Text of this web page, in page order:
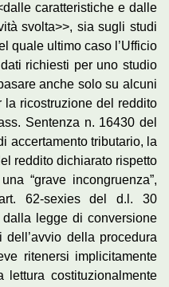
caratteristiche e dalle
svolta>>, sia sugli studi
quale ultimo caso l’Ufficio
richiesti per uno studio
anche solo su alcuni
la ricostruzione del reddito
Sentenza n. 16430 del
accertamento tributario, la
reddito dichiarato rispetto
“grave incongruenza”,
62-sexies del d.l. 30
legge di conversione
della procedura
ritenersi implicitamente
costituzionalmente